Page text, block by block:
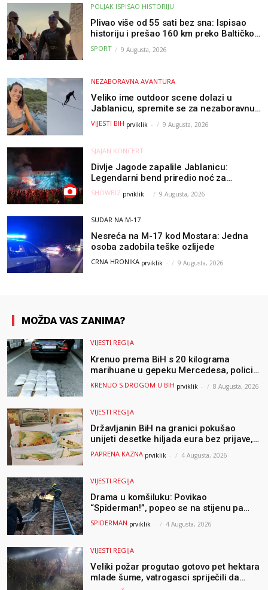
POLJAK ISPISAO HISTORIJU
Plivao više od 55 sati bez sna: Ispisao
historiju i prešao 160 km preko Baltičkog
mora – a podvig posvetio djeci oboljeloj
od raka
SPORT 9 Augusta, 2026
NEZABORAVNA AVANTURA
Veliko ime outdoor scene dolazi u
Jablanicu, spremite se za nezaboravnu
avanturu (VIDEO) !
VIJESTI BIH prviklik - 9 Augusta, 2026
SJAJAN KONCERT
Divlje Jagode zapalile Jablanicu:
Legendarni bend priredio noć za
pamćenje
SHOWBIZ prviklik - 9 Augusta, 2026
SUDAR NA M-17
Nesreća na M-17 kod Mostara: Jedna
osoba zadobila teške ozlijede
CRNA HRONIKA prviklik - 9 Augusta, 2026
MOŽDA VAS ZANIMA?
VIJESTI REGIJA
Krenuo prema BiH s 20 kilograma
marihuane u gepeku Mercedesa, policija
ga uhapsila na granici
KRENUO S DROGOM U BIH prviklik - 8 Augusta, 2026
VIJESTI REGIJA
Državljanin BiH na granici pokušao
unijeti desetke hiljada eura bez prijave,
uslijedila “paprena” kazna
PAPRENA KAZNA prviklik - 4 Augusta, 2026
VIJESTI REGIJA
Drama u komšiluku: Povikao
“Spiderman!”, popeo se na stijenu pa
ostao zarobljen
SPIDERMAN prviklik - 4 Augusta, 2026
VIJESTI REGIJA
Veliki požar progutao gotovo pet hektara
mlade šume, vatrogasci spriječili da